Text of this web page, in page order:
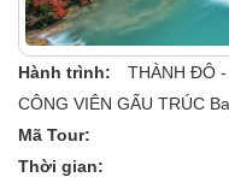
Hành trình:
THÀNH ĐÔ
CÔNG VIÊN GẤU TRÚC
Mã Tour:
Thời gian: